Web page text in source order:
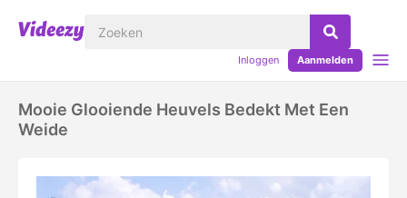
Inloggen Aanmelden
Mooie Glooiende Heuvels Bedekt Met Een
Weide